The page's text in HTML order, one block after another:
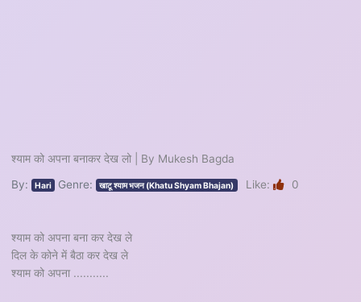
श्याम को अपना बनाकर देख लो | By Mukesh Bagda
By: Hari Genre: खाटू श्याम भजन (Khatu Shyam Bhajan) Like: 0
श्याम को अपना बना कर देख ले
दिल के कोने में बैठा कर देख ले
श्याम को अपना ...........